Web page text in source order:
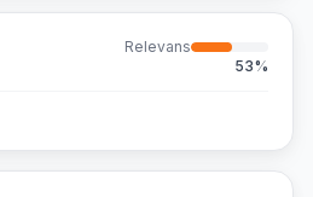
Relevans
53%